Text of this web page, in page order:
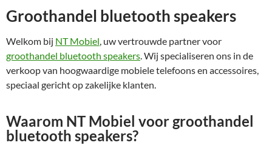
Groothandel bluetooth speakers
Welkom bij NT Mobiel, uw vertrouwde partner voor
groothandel bluetooth speakers. Wij specialiseren ons in de
verkoop van hoogwaardige mobiele telefoons en accessoires,
speciaal gericht op zakelijke klanten.
Waarom NT Mobiel voor groothandel
bluetooth speakers?